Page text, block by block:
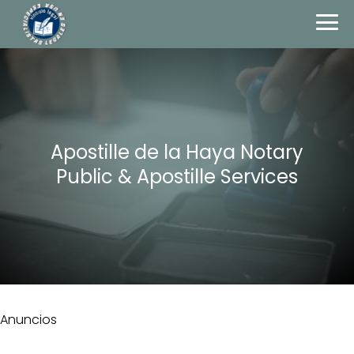
Apostille de la Haya Notary
Public & Apostille Services
Anuncios